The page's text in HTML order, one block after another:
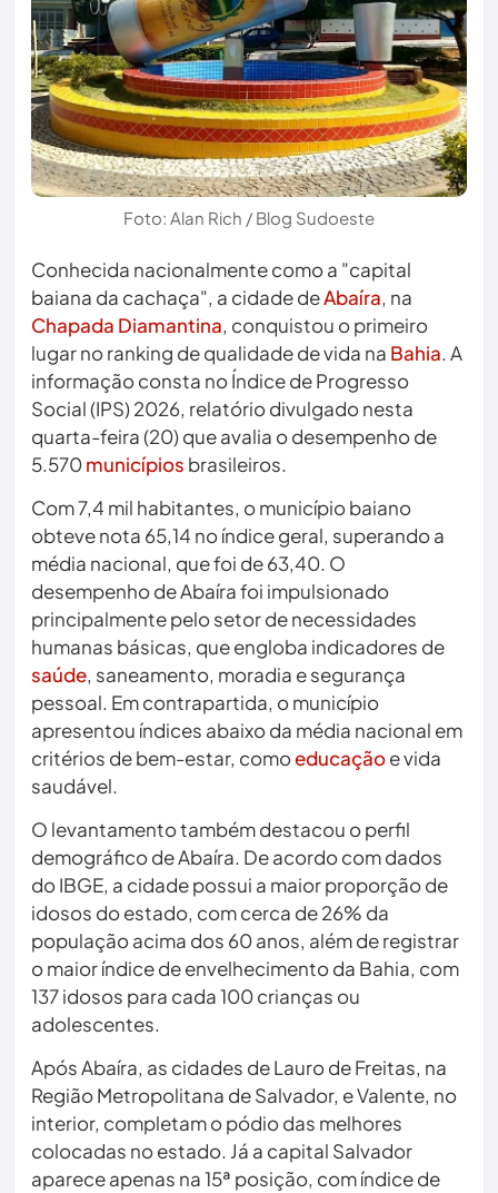
Foto: Alan Rich / Blog Sudoeste
Conhecida nacionalmente como a "capital
baiana da cachaça", a cidade deAbaíra, na
Chapada Diamantina, conquistou o primeiro
lugar no ranking de qualidade de vida na Bahia. A
informação consta no Índice de Progresso
Social (IPS) 2026, relatório divulgado nesta
quarta-feira (20) que avalia o desempenho de
5.570municípios brasileiros.
Com 7,4 mil habitantes, o município baiano
obteve nota 65,14 no índice geral, superando a
média nacional, que foi de 63,40. O
desempenho de Abaíra foi impulsionado
principalmente pelo setor de necessidades
humanas básicas, que engloba indicadores de
saúde, saneamento, moradia e segurança
pessoal. Em contrapartida, o município
apresentou índices abaixo da média nacional em
critérios de bem-estar, comoeducaçãoe vida
saudável.
O levantamento também destacou o perfil
demográfico de Abaíra. De acordo com dados
do IBGE, a cidade possui a maior proporção de
idosos do estado, com cerca de 26% da
população acima dos 60 anos, além de registrar
o maior índice de envelhecimento da Bahia, com
137 idosos para cada 100 crianças ou
adolescentes.
Após Abaíra, as cidades de Lauro de Freitas, na
Região Metropolitana de Salvador, e Valente, no
interior, completam o pódio das melhores
colocadas no estado. Já a capital Salvador
aparece apenas na 15ª posição, com índice de